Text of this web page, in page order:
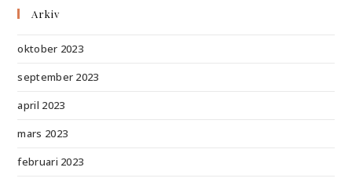
Arkiv
oktober 2023
september 2023
april 2023
mars 2023
februari 2023